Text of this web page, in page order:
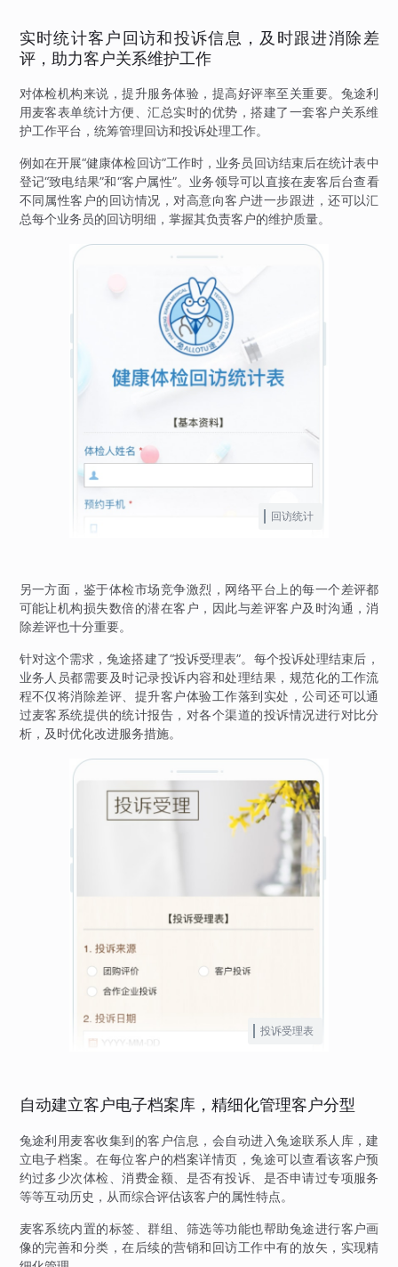
实时统计客户回访和投诉信息，及时跟进消除差
评，助力客户关系维护工作
对体检机构来说，提升服务体验，提高好评率至关重要。兔途利
用麦客表单统计方便、汇总实时的优势，搭建了一套客户关系维
护工作平台，统筹管理回访和投诉处理工作。
例如在开展“健康体检回访”工作时，业务员回访结束后在统计表中
登记“致电结果”和“客户属性”。业务领导可以直接在麦客后台查看
不同属性客户的回访情况，对高意向客户进一步跟进，还可以汇
总每个业务员的回访明细，掌握其负责客户的维护质量。
回访统计
另一方面，鉴于体检市场竞争激烈，网络平台上的每一个差评都
可能让机构损失数倍的潜在客户，因此与差评客户及时沟通，消
除差评也十分重要。
针对这个需求，兔途搭建了“投诉受理表”。每个投诉处理结束后，
业务人员都需要及时记录投诉内容和处理结果，规范化的工作流
程不仅将消除差评、提升客户体验工作落到实处，公司还可以通
过麦客系统提供的统计报告，对各个渠道的投诉情况进行对比分
析，及时优化改进服务措施。
投诉受理表
自动建立客户电子档案库，精细化管理客户分型
兔途利用麦客收集到的客户信息，会自动进入兔途联系人库，建
立电子档案。在每位客户的档案详情页，兔途可以查看该客户预
约过多少次体检、消费金额、是否有投诉、是否申请过专项服务
等等互动历史，从而综合评估该客户的属性特点。
麦客系统内置的标签、群组、筛选等功能也帮助兔途进行客户画
像的完善和分类，在后续的营销和回访工作中有的放矢，实现精